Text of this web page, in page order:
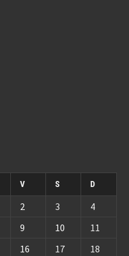
V S D
2 3
4
9 10
11
16 17 18